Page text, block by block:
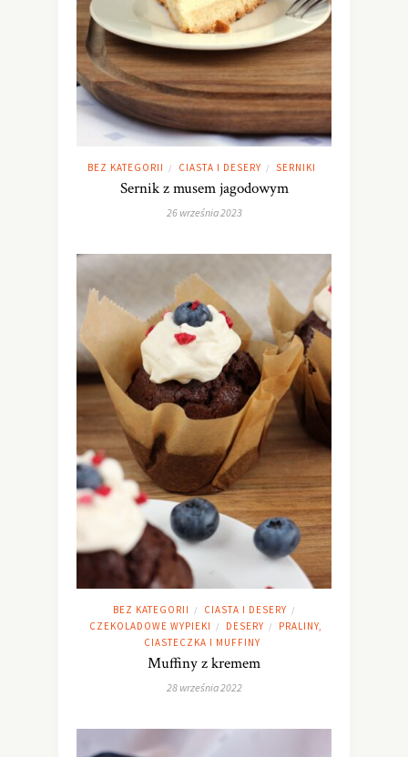
BEZ KATEGORII / CIASTA I DESERY / SERNIKI
Sernik z musem jagodowym
26 września 2023
BEZ KATEGORII / CIASTA I DESERY /
CZEKOLADOWE WYPIEKI / DESERY /
PRALINY,
CIASTECZKA I MUFFINY
Muffiny z kremem
28 września 2022